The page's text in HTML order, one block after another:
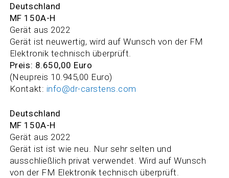
Deutschland
MF 150A-H
Gerät aus 2022
Gerät ist neuwertig, wird auf Wunsch von der FM
Elektronik technisch überprüft.
Preis: 8.650,00 Euro
(Neupreis 10.945,00 Euro)
Kontakt: info@dr-carstens.com
Deutschland
MF 150A-H
Gerät aus 2022
Gerät ist ist wie neu. Nur sehr selten und
ausschließlich privat verwendet. Wird auf Wunsch
von der FM Elektronik technisch überprüft.